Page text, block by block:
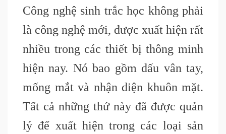
Công nghệ sinh trắc học không phải
là công nghệ mới, được xuất hiện rất
nhiều trong các thiết bị thông minh
hiện nay. Nó bao gồm dấu vân tay,
mống mắt và nhận diện khuôn mặt.
Tất cả những thứ này đã được quản
lý để xuất hiện trong các loại sản